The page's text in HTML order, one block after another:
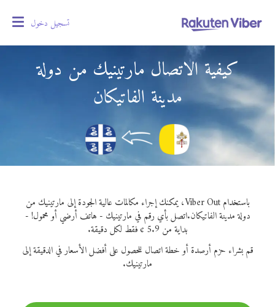
تسجيل دخول
كيفية الاتصال مارتينيك من دولة
مدينة الفاتيكان
باستخدام Viber Out، يمكنك إجراء مكالمات عالية الجودة إلى مارتينيك من
دولة مدينة الفاتيكان.اتصل بأي رقم في مارتينيك - هاتف أرضي أو محمول! -
بداية من 5.9 ¢ فقط لكل دقيقة.
قم بشراء حزم أرصدة أو خطة اتصال للحصول على أفضل الأسعار في الدقيقة إلى
مارتينيك.